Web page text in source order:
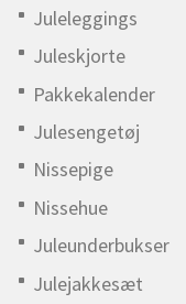
Juleleggings
Juleskjorte
Pakkekalender
Julesengetøj
Nissepige
Nissehue
Juleunderbukser
Julejakkesæt